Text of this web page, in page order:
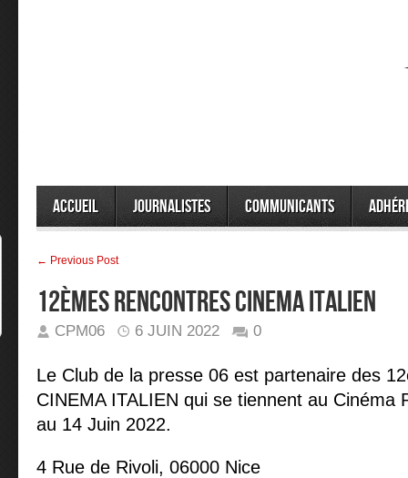
Accueil Journalistes Communicants
← Previous Post
12èmes RENCONTRES CINEMA ITALIEN
CPM06 6 JUIN 2022 0
Le Club de la presse 06 est partenaire des
CINEMA ITALIEN qui se tiennent au Cinéma
au 14 Juin 2022.
4 Rue de Rivoli, 06000 Nice